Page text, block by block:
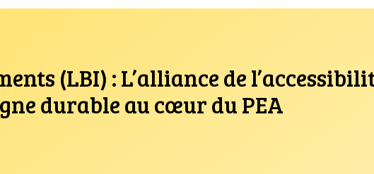
(LBI) : L’alliance de
durable au cœur du PEA